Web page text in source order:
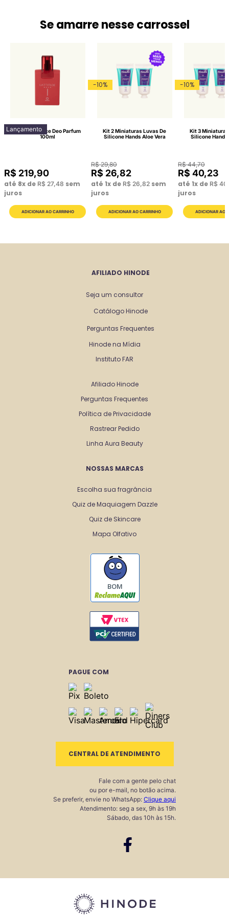
Se amarre nesse carrossel
Lançamento
Lattitude Race Deo Parfum
100ml
R$ 219,90
até 8x de R$ 27,48 sem
juros
-10%
Kit 2 Miniaturas Luvas De
Silicone Hands Aloe Vera
R$ 29,80
R$ 26,82
até 1x de R$ 26,82 sem
juros
-10%
Kit 3
Silicone Hands
R$ 44,70
R$ 40,23
até 1x de R$ 40
juros
AFILIADO HINODE
Seja um consultor
Catálogo Hinode
Perguntas Frequentes
Hinode na Mídia
Instituto FAR
Afiliado Hinode
Perguntas Frequentes
Política de Privacidade
Rastrear Pedido
Linha Aura Beauty
NOSSAS MARCAS
Escolha sua fragrância
Quiz de Maquiagem Dazzle
Quiz de Skincare
Mapa Olfativo
BOM
PAGUE COM
CENTRAL DE ATENDIMENTO
Fale com a gente pelo chat
ou por e-mail, no botão acima.
Se preferir, envie no WhatsApp: Clique aqui
Atendimento: seg a sex, 9h às 19h
Sábado, das 10h às 15h.